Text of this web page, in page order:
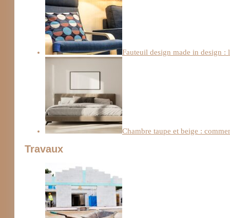
Fauteuil design made in design
Chambre taupe et beige :
Travaux